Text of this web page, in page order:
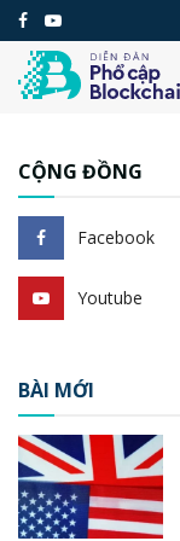
CỘNG ĐỒNG
Facebook
Youtube
BÀI MỚI